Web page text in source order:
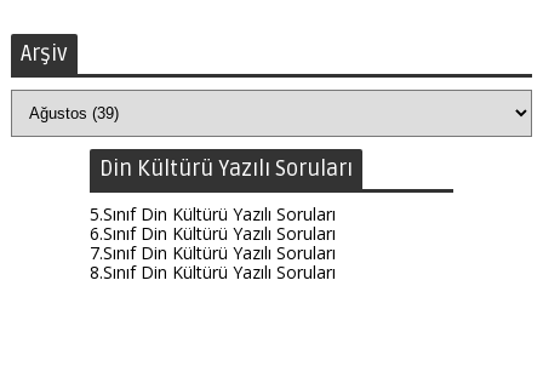
Arşiv
Din Kültürü Yazılı Soruları
5.Sınıf Din Kültürü Yazılı Soruları
6.Sınıf Din Kültürü Yazılı Soruları
7.Sınıf Din Kültürü Yazılı Soruları
8.Sınıf Din Kültürü Yazılı Soruları